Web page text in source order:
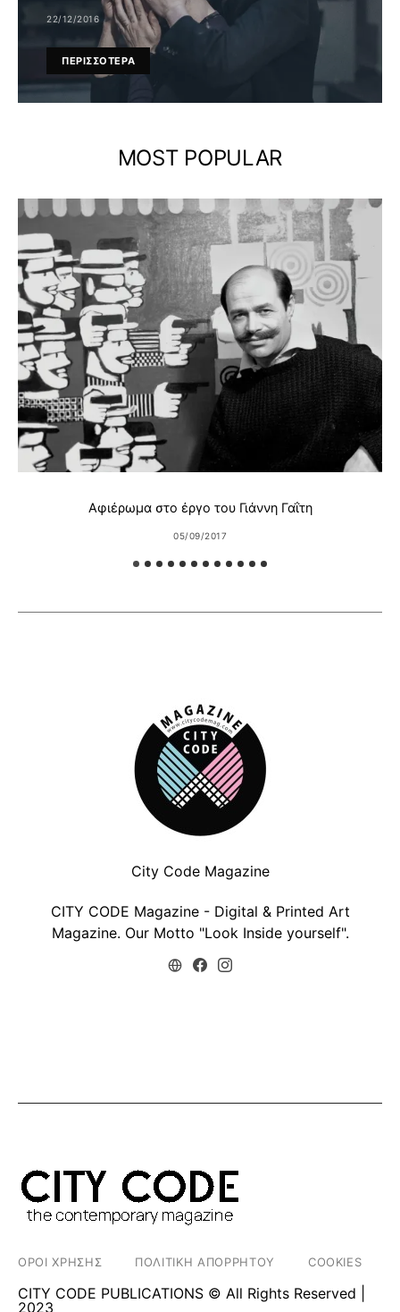
22/12/2016
ΠΕΡΙΣΣΟΤΕΡΑ
MOST POPULAR
Αφιέρωμα στο έργο του Γιάννη Γαΐτη
05/09/2017
City Code Magazine
CITY CODE Magazine - Digital & Printed Art
Magazine. Our Motto "Look Inside yourself".
ΟΡΟΙ ΧΡΗΣΗΣ ΠΟΛΙΤΙΚΗ ΑΠΟΡΡΗΤΟΥ COOKIES
CITY CODE PUBLICATIONS © All Rights Reserved |
2023